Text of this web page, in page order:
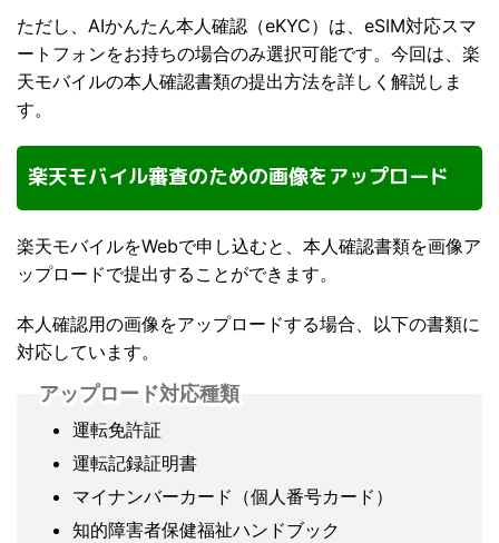
ただし、AIかんたん本人確認（eKYC）は、eSIM対応スマ
ートフォンをお持ちの場合のみ選択可能です。今回は、楽
天モバイルの本人確認書類の提出方法を詳しく解説しま
す。
楽天モバイル審査のための画像をアップロード
楽天モバイルをWebで申し込むと、本人確認書類を画像ア
ップロードで提出することができます。
本人確認用の画像をアップロードする場合、以下の書類に
対応しています。
アップロード対応種類
運転免許証
運転記録証明書
マイナンバーカード（個人番号カード）
知的障害者保健福祉ハンドブック